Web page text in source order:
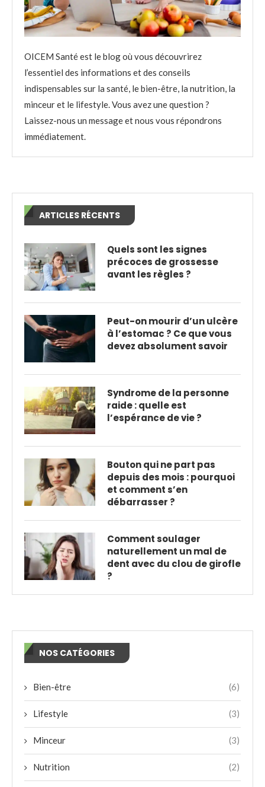
OICEM Santé est le blog où vous découvrirez
l’essentiel des informations et des conseils
indispensables sur la santé, le bien-être, la nutrition, la
minceur et le lifestyle. Vous avez une question ?
Laissez-nous un message et nous vous répondrons
immédiatement.
ARTICLES RÉCENTS
Quels sont les signes
précoces de grossesse
avant les règles ?
Peut-on mourir d’un ulcère
à l’estomac ? Ce que vous
devez absolument savoir
Syndrome de la personne
raide : quelle est
l’espérance de vie ?
Bouton qui ne part pas
depuis des mois : pourquoi
et comment s’en
débarrasser ?
Comment soulager
naturellement un mal de
dent avec du clou de girofle
?
NOS CATÉGORIES
Bien-être (6)
Lifestyle (3)
Minceur (3)
Nutrition (2)